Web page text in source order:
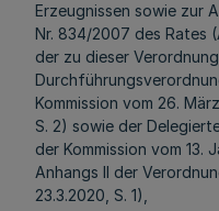
Erzeugnissen sowie zur
Nr. 834/2007 des Rates
der zu dieser
Kommission vom 26.
S. 2) sowie der
der Kommission vom 13.
Anhangs II der
23.3.2020, S. 1),